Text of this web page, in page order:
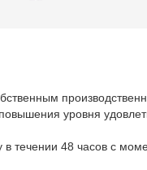
уровня
течении 48 часов с